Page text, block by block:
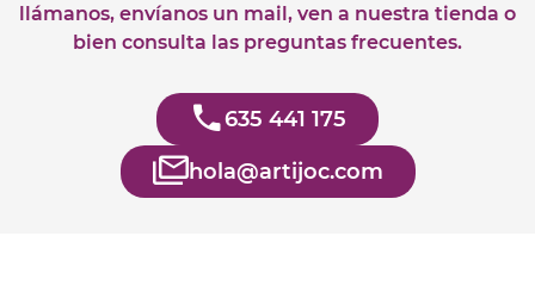
llámanos, envíanos un mail, ven a nuestra tienda o
bien consulta las preguntas frecuentes.
635 441 175
hola@artijoc.com